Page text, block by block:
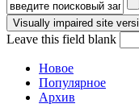
Форма поиска
Leave this field blank
Новое
Популярное
Архив